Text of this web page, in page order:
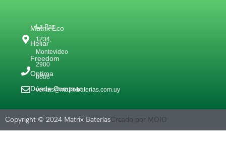
La Paz
1234,
Montevideo
2900
0606
ventas@matrixbaterias.com.uy
Matrix Eco
Heliar
Freedom
Optima
Dónde Comprar
Copyright © 2024 Matrix BateríasCreado por MOIO